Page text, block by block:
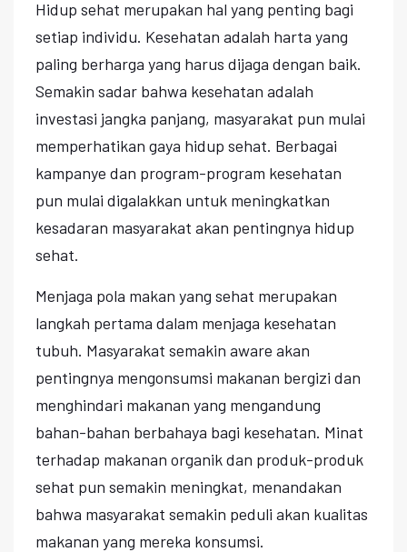
Hidup sehat merupakan hal yang penting bagi
setiap individu. Kesehatan adalah harta yang
paling berharga yang harus dijaga dengan baik.
Semakin sadar bahwa kesehatan adalah
investasi jangka panjang, masyarakat pun mulai
memperhatikan gaya hidup sehat. Berbagai
kampanye dan program-program kesehatan
pun mulai digalakkan untuk meningkatkan
kesadaran masyarakat akan pentingnya hidup
sehat.
Menjaga pola makan yang sehat merupakan
langkah pertama dalam menjaga kesehatan
tubuh. Masyarakat semakin aware akan
pentingnya mengonsumsi makanan bergizi dan
menghindari makanan yang mengandung
bahan-bahan berbahaya bagi kesehatan. Minat
terhadap makanan organik dan produk-produk
sehat pun semakin meningkat, menandakan
bahwa masyarakat semakin peduli akan kualitas
makanan yang mereka konsumsi.